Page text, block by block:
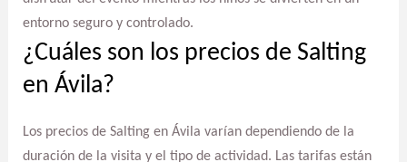
entorno seguro y controlado.
¿Cuáles son los precios de Salting
en Ávila?
Los precios de Salting en Ávila varían dependiendo de la
duración de la visita y el tipo de actividad. Las tarifas están